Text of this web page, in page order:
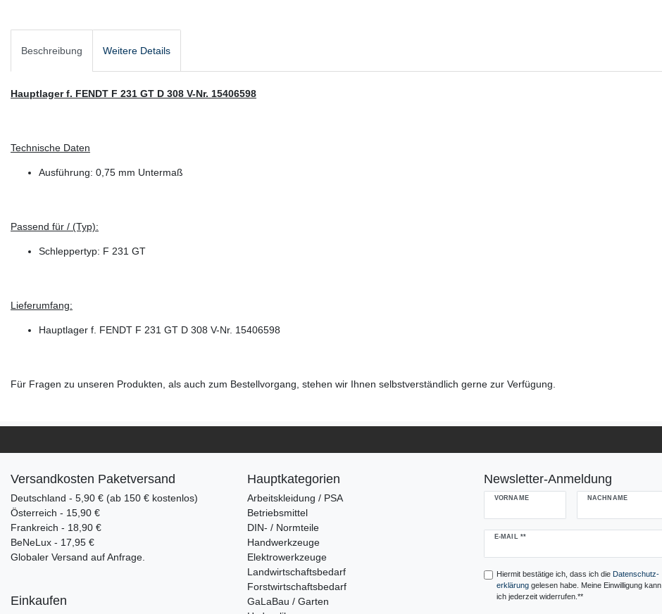
Beschreibung Weitere Details
Hauptlager f. FENDT F 231 GT D 308 V-Nr. 15406598
Technische Daten
Ausführung: 0,75 mm Untermaß
Passend für / (Typ):
Schleppertyp: F 231 GT
Lieferumfang:
Hauptlager f. FENDT F 231 GT D 308 V-Nr. 15406598
Für Fragen zu unseren Produkten, als auch zum Bestellvorgang, stehen wir Ihnen selbstverständlich gerne zur Verfügung.
Versandkosten Paketversand
Deutschland - 5,90 € (ab 150 € kostenlos)
Österreich - 15,90 €
Frankreich - 18,90 €
BeNeLux - 17,95 €
Globaler Versand auf Anfrage.
Einkaufen
Hauptkategorien
Arbeitskleidung / PSA
Betriebsmittel
DIN- / Normteile
Handwerkzeuge
Elektrowerkzeuge
Landwirtschaftsbedarf
Forstwirtschaftsbedarf
GaLaBau / Garten
Newsletter-Anmeldung
VORNAME NACHNAME
E-MAIL **
Newsletter
Hiermit bestätige ich, dass ich die Daten­schutz­
erklärunggelesen habe. Meine Einwilligung kann
ich jederzeit widerrufen.**